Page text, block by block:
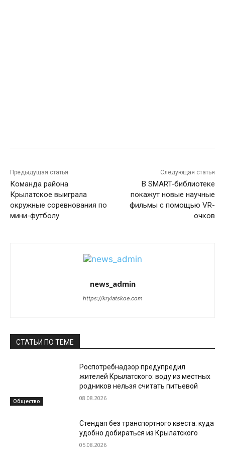
Предыдущая статья
Команда района
Крылатское выиграла
окружные соревнования по
мини-футболу
Следующая статья
В SMART-библиотеке
покажут новые научные
фильмы с помощью VR-
очков
news_admin
https://krylatskoe.com
СТАТЬИ ПО ТЕМЕ
Общество
Роспотребнадзор предупредил
жителей Крылатского: воду из местных
родников нельзя считать питьевой
08.08.2026
Стендап без транспортного квеста: куда
удобно добираться из Крылатского
05.08.2026